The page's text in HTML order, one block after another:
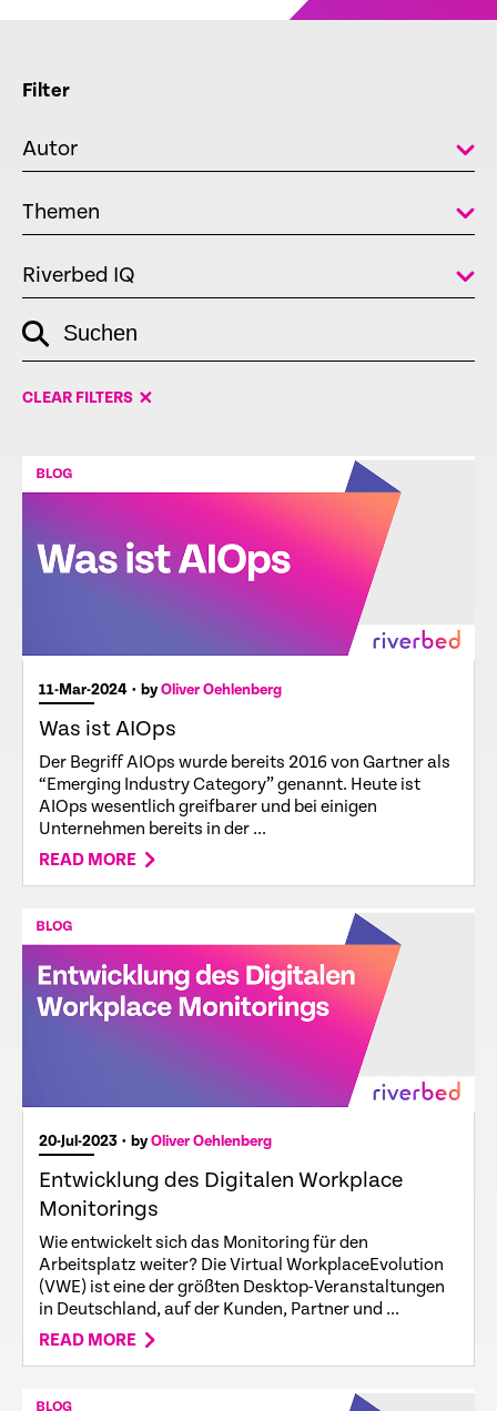
Filter
Autor
Themen
Riverbed IQ
empty
link
Suchen
CLEAR FILTERS
11-Mar-2024 • byOliver Oehlenberg
Was ist AIOps
Der Begriff AIOps wurde bereits 2016 von Gartner als
“Emerging Industry Category” genannt. Heute ist
AIOps wesentlich greifbarer und bei einigen
Unternehmen bereits in der ...
READ MORE
20-Jul-2023 • byOliver Oehlenberg
Entwicklung des Digitalen Workplace
Monitorings
Wie entwickelt sich das Monitoring für den
Arbeitsplatz weiter? Die Virtual WorkplaceEvolution
(VWE) ist eine der größten Desktop-Veranstaltungen
in Deutschland, auf der Kunden, Partner und ...
READ MORE